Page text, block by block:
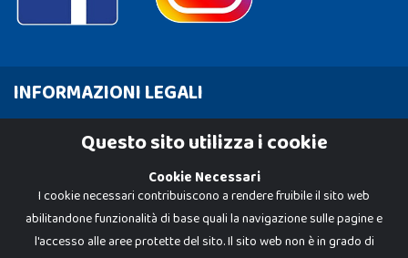
INFORMAZIONI LEGALI
Cookie PolicyQuesto sito utilizza i cookie
Cookie Necessari
I cookie necessari contribuiscono a rendere fruibile il sito web
abilitandone funzionalità di base quali la navigazione sulle pagine e
l'accesso alle aree protette del sito. Il sito web non è in grado di